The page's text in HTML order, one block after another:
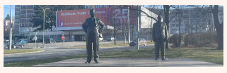
Přeskočit
na
obsah